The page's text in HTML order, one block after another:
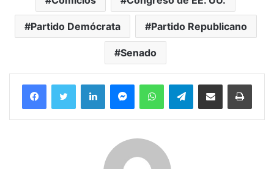
Partido Demócrata Partido Republicano
Senado
FacebookTwitter LinkedInMessengerWhatsAppTelegramCompartir por correo electrónico